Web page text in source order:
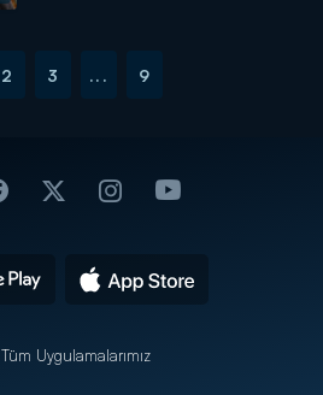
2 3 ... 9
Tüm Uygulamalarımız